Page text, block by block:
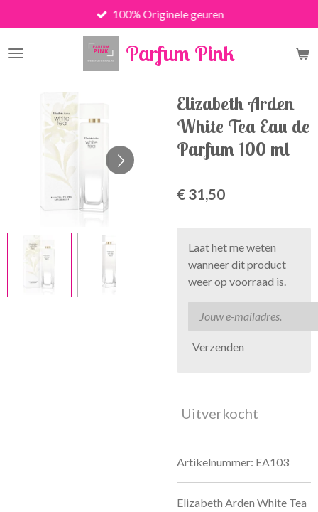
direct
naar
Parfum Pink
100% Originele geuren
Elizabeth Arden
White Tea Eau de
Parfum 100 ml
€ 31,50
Laat het me weten
wanneer dit product
weer op voorraad is.
Verzenden
Uitverkocht
Artikelnummer: EA103
Elizabeth Arden White Tea